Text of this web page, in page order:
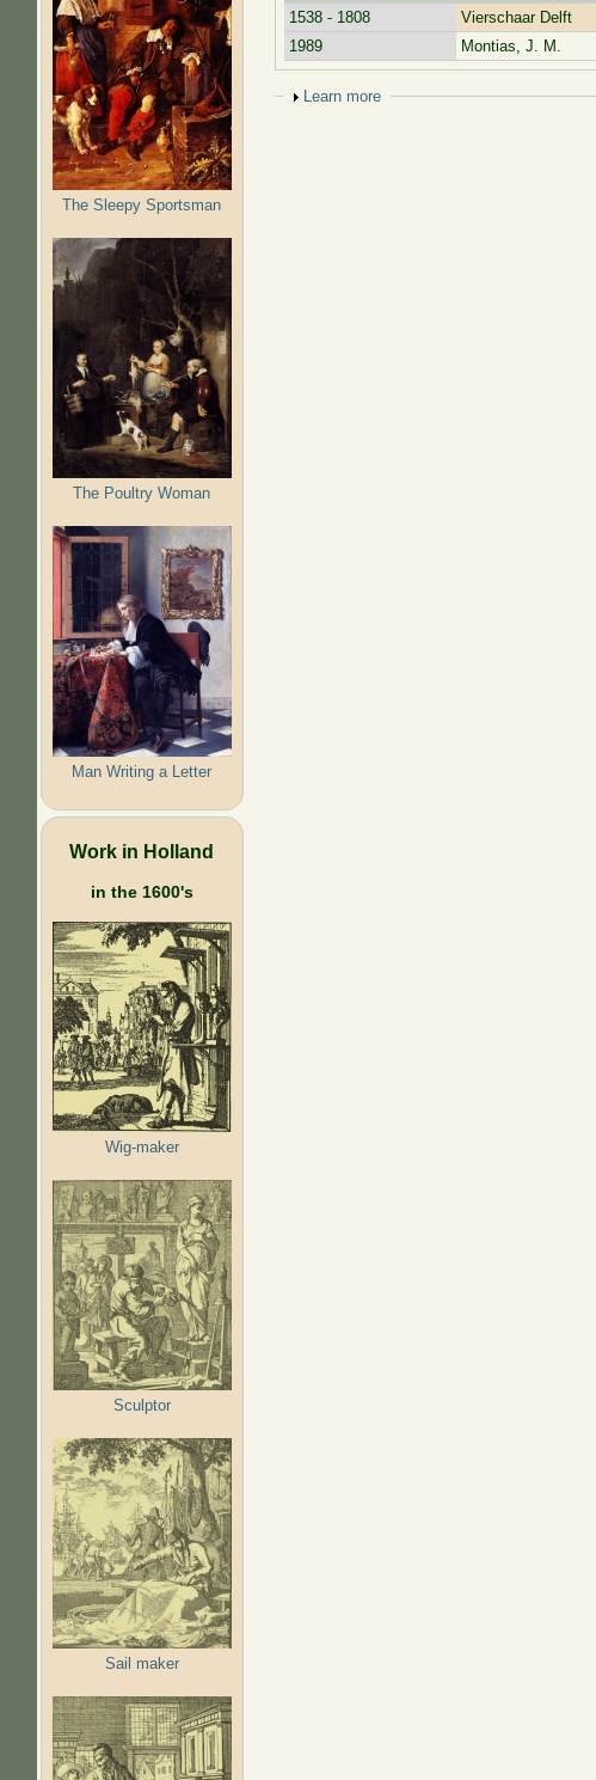
The Sleepy Sportsman
The Poultry Woman
Man Writing a Letter
Work in Holland
in the 1600's
Wig-maker
Sculptor
Sail maker
1538 - 1808
Vierschaar Delft
1989
Montias, J. M.
Show
Learn more